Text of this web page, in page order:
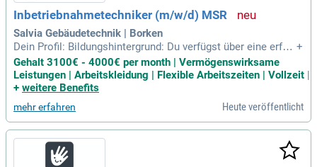
Inbetriebnahmetechniker (m/w/d) MSR
Salvia Gebäudetechnik | Borken
Dein Profil: Bildungshintergrund: Du verfügst über eine erfol
greich abgeschlossene Ausbildung im Bereich der Elektrote
chnik z.B. als Elektroniker für Gebäudesystemintegration, E
nergieelektroniker, Mess- und Regeltechniker oder Elektroni
+
Gehalt 3100€ - 4000€ per month | Vermögenswirksame
Leistungen | Arbeitskleidung | Flexible Arbeitszeiten | Vollzeit |
+ weitere Benefits
mehr erfahren Heute veröffentlicht